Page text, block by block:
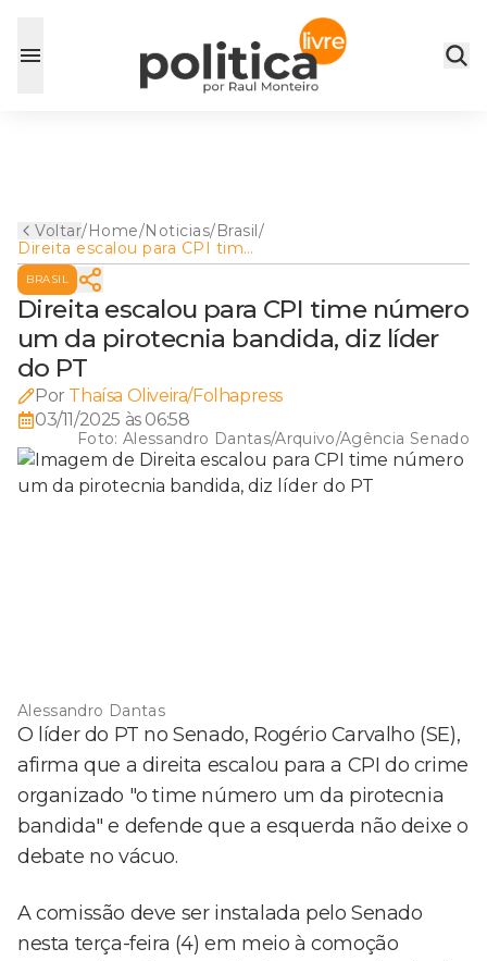
Voltar/Home/Noticias/Brasil/
Direita escalou para CPI time
número um da pirotecnia
bandida, diz líder do PT
BRASIL
Direita escalou para CPI time número
um da pirotecnia bandida, diz líder
do PT
Por Thaísa Oliveira/Folhapress
03/11/2025 às 06:58
Foto: Alessandro Dantas/Arquivo/Agência Senado
Alessandro Dantas
O líder do PT no Senado, Rogério Carvalho (SE),
afirma que a direita escalou para a CPI do crime
organizado "o time número um da pirotecnia
bandida" e defende que a esquerda não deixe o
debate no vácuo.
A comissão deve ser instalada pelo Senado
nesta terça-feira (4) em meio à comoção